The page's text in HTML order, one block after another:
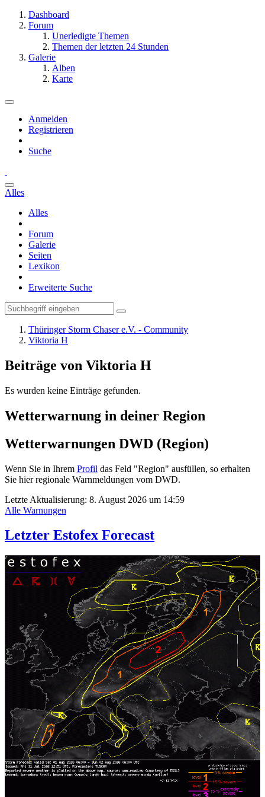
Dashboard
Forum
Unerledigte Themen
Themen der letzten 24 Stunden
Galerie
Alben
Karte
Anmelden
Registrieren
Suche
Alles
Alles
Forum
Galerie
Seiten
Lexikon
Erweiterte Suche
Thüringer Storm Chaser e.V. - Community
Viktoria H
Beiträge von Viktoria H
Es wurden keine Einträge gefunden.
Wetterwarnung in deiner Region
Wetterwarnungen DWD (Region)
Wenn Sie in Ihrem Profil das Feld "Region" ausfüllen, so erhalten
Sie hier regionale Warnmeldungen vom DWD.
Letzte Aktualisierung: 8. August 2026 um 14:59
Alle Warnungen
Letzter Estofex Forecast